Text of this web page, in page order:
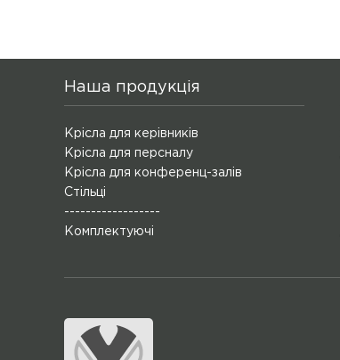
Наша продукція
Крісла для керівників
Крісла для персналу
Крісла для конференц-залів
Стільці
------------------
Комплектуючі